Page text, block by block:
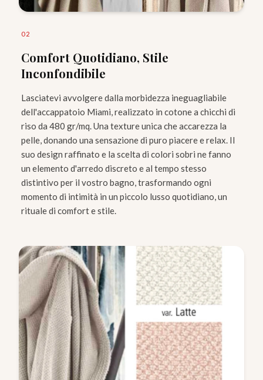
02
Comfort Quotidiano, Stile
Inconfondibile
Lasciatevi avvolgere dalla morbidezza ineguagliabile
dell'accappatoio Miami, realizzato in cotone a chicchi di
riso da 480 gr/mq. Una texture unica che accarezza la
pelle, donando una sensazione di puro piacere e relax. Il
suo design raffinato e la scelta di colori sobri ne fanno
un elemento d'arredo discreto e al tempo stesso
distintivo per il vostro bagno, trasformando ogni
momento di intimità in un piccolo lusso quotidiano, un
rituale di comfort e stile.